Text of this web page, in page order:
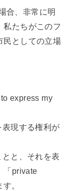
合、非常に明
私たちがこのフ
民としての立場
express my
現する権利が
と、それを表
「private
。